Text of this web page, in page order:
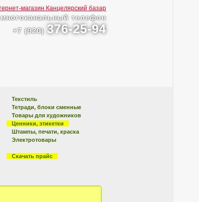
многоканальный телефон
+7 (920) 376-25-94
Текстиль
Тетради, блоки сменные
Товары для художников
Ценники, этикетки
Штампы, печати, краска
Электротовары
Скачать прайс